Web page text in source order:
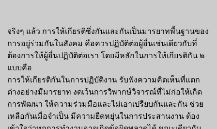
จริงๆ แล้ว การให้เกียรติซึ่งกันและกันเป็นมารยาทพื้นฐานของ
การอยู่ร่วมกันในสังคม คือควรปฏิบัติต่อผู้อื่นเช่นเดียวกับที่
ต้องการให้ผู้อื่นปฏิบัติต่อเรา โดยมีหลักในการให้เกียรติกัน ๒
แบบคือ
การให้เกียรติกันในการปฏิบัติงาน รับฟังความคิดเห็นที่แตก
ต่างอย่างมีมารยาท งดเว้นการวิพากษ์วิจารณ์ที่ไม่ก่อให้เกิด
การพัฒนา ให้ความร่วมมือและไม่เอาเปรียบกันและกัน ช่วย
เหลือกันเมื่อจำเป็น มีความยืดหยุ่นในการประสานงาน ต้อง